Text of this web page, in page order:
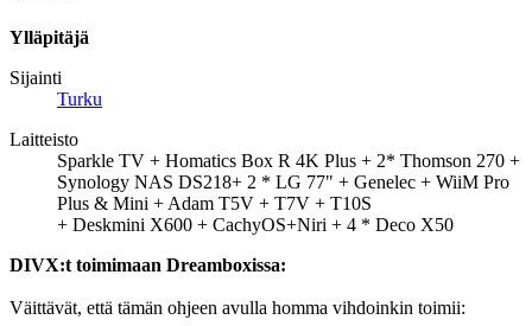
Ylläpitäjä
Sijainti
Turku
Laitteisto
Sparkle TV + Homatics Box R 4K Plus + 2* Thomson 270 +
Synology NAS DS218+ 2 * LG 77" + Genelec + WiiM Pro
Plus & Mini + Adam T5V + T7V + T10S
+ Deskmini X600 + CachyOS+Niri + 4 * Deco X50
DIVX:t toimimaan Dreamboxissa:
Väittävät, että tämän ohjeen avulla homma vihdoinkin toimii: